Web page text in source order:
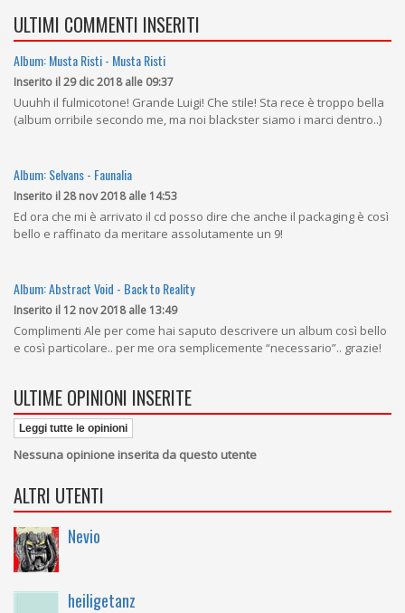
ULTIMI COMMENTI INSERITI
Album: Musta Risti - Musta Risti
Inserito il 29 dic 2018 alle 09:37
Uuuhh il fulmicotone! Grande Luigi! Che stile! Sta rece è troppo bella
(album orribile secondo me, ma noi blackster siamo i marci dentro..)
Album: Selvans - Faunalia
Inserito il 28 nov 2018 alle 14:53
Ed ora che mi è arrivato il cd posso dire che anche il packaging è così
bello e raffinato da meritare assolutamente un 9!
Album: Abstract Void - Back to Reality
Inserito il 12 nov 2018 alle 13:49
Complimenti Ale per come hai saputo descrivere un album così bello
e così particolare.. per me ora semplicemente “necessario”.. grazie!
ULTIME OPINIONI INSERITE
Leggi tutte le opinioni
Nessuna opinione inserita da questo utente
ALTRI UTENTI
Nevio
heiligetanz